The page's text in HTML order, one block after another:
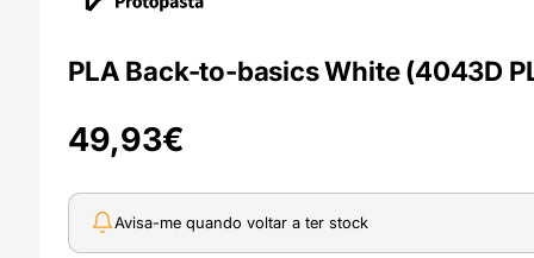
PLA Back-to-basics White (4043D
49,93€
Avisa-me quando voltar a ter stock